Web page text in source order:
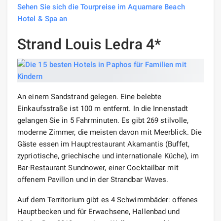
Sehen Sie sich die Tourpreise im Aquamare Beach
Hotel & Spa an
Strand Louis Ledra 4*
An einem Sandstrand gelegen. Eine belebte
Einkaufsstraße ist 100 m entfernt. In die Innenstadt
gelangen Sie in 5 Fahrminuten. Es gibt 269 stilvolle,
moderne Zimmer, die meisten davon mit Meerblick. Die
Gäste essen im Hauptrestaurant Akamantis (Buffet,
zypriotische, griechische und internationale Küche), im
Bar-Restaurant Sundnower, einer Cocktailbar mit
offenem Pavillon und in der Strandbar Waves.
Auf dem Territorium gibt es 4 Schwimmbäder: offenes
Hauptbecken und für Erwachsene, Hallenbad und